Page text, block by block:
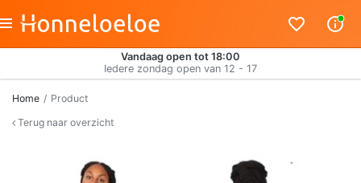
Vandaag open tot 18:00
Iedere zondag open van 12 - 17
Home
Product
Terug naar overzicht